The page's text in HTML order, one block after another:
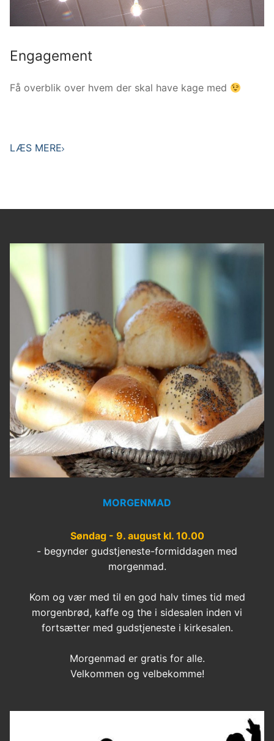
Engagement
Få overblik over hvem der skal have kage med
LÆS MERE
MORGENMAD
Søndag - 9. august kl. 10.00
- begynder gudstjeneste-formiddagen med
morgenmad.
Kom og vær med til en god halv times tid med
morgenbrød, kaffe og the i sidesalen inden vi
fortsætter med gudstjeneste i kirkesalen.
Morgenmad er gratis for alle.
Velkommen og velbekomme!